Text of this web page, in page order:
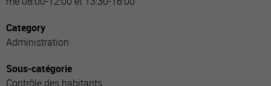
Category
Administration
Sous-catégorie
Contrôle des habitants